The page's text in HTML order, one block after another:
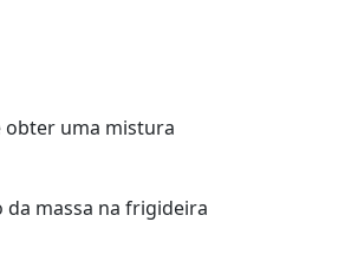
obter uma mistura
massa na frigideira